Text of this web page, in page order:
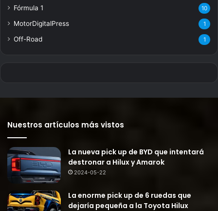
Fórmula 1 10
MotorDigitalPress 1
Off-Road 1
Nuestros artículos más vistos
La nueva pick up de BYD que intentará
destronar a Hilux y Amarok
2024-05-22
La enorme pick up de 6 ruedas que
dejaría pequeña a la Toyota Hilux